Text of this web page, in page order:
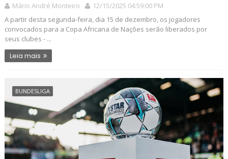
Mário André Monteiro
12/15/2025 04:59:00 PM
A partir desta segunda-feira, dia 15 de dezembro, os jogadores
convocados para a Copa Africana de Nações serão liberados por
seus clubes - ...
Leia mais
BUNDESLIGA